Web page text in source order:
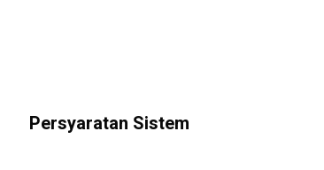
Persyaratan Sistem